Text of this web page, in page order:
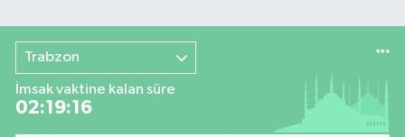
Trabzon
İmsak vaktine kalan süre
02:19:15